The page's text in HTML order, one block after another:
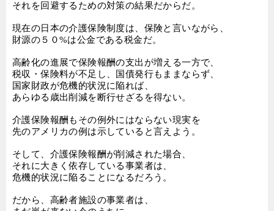
それを回避するための対策の結果だからだ。
現在の日本の介護保険制度は、保険と言いながら、
財源の５０%は公金である税金だ。
高齢化の進展で保険報酬の支出が増える一方で、
税収・保険料が不足し、国債発行もままならず、
国家財政が危機的状況に陥れば、
あらゆる歳出削減を断行せざるを得ない。
介護保険報酬もその例外にはならない現実を
先のアメリカの例は示していると言えよう。
そして、介護保険報酬が削減された場合、
それに大きく依存している事業者は、
危機的状況に陥ることになるだろう。
だから、高齢者施設の事業者は、